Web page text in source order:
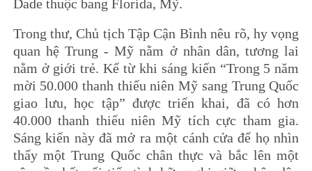
Dade thuộc bang Florida, Mỹ.
Trong thư, Chủ tịch Tập Cận Bình nêu rõ, hy vọng
quan hệ Trung - Mỹ nằm ở nhân dân, tương lai
nằm ở giới trẻ. Kể từ khi sáng kiến “Trong 5 năm
mời 50.000 thanh thiếu niên Mỹ sang Trung Quốc
giao lưu, học tập” được triển khai, đã có hơn
40.000 thanh thiếu niên Mỹ tích cực tham gia.
Sáng kiến này đã mở ra một cánh cửa để họ nhìn
thấy một Trung Quốc chân thực và bắc lên một